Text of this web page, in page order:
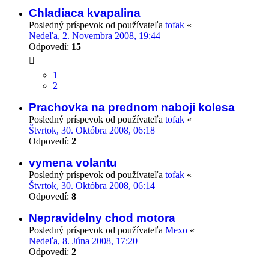
Chladiaca kvapalina
Posledný príspevok od používateľa tofak «
Nedeľa, 2. Novembra 2008, 19:44
Odpovedí: 15
1
2
Prachovka na prednom naboji kolesa
Posledný príspevok od používateľa tofak «
Štvrtok, 30. Októbra 2008, 06:18
Odpovedí: 2
vymena volantu
Posledný príspevok od používateľa tofak «
Štvrtok, 30. Októbra 2008, 06:14
Odpovedí: 8
Nepravidelny chod motora
Posledný príspevok od používateľa Mexo «
Nedeľa, 8. Júna 2008, 17:20
Odpovedí: 2